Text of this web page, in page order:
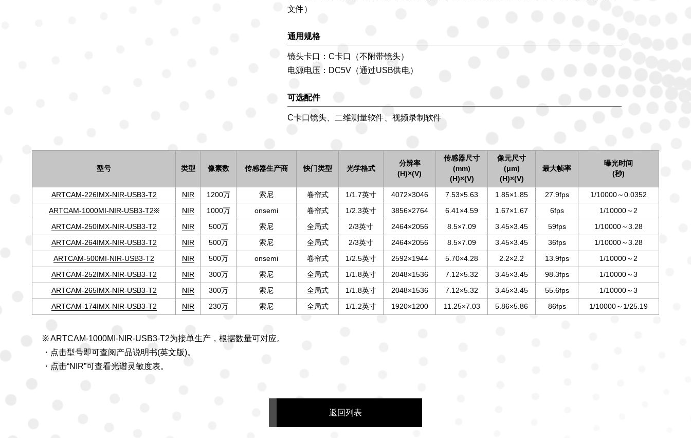
文件）
通用规格
镜头卡口：C卡口（不附带镜头）
电源电压：DC5V（通过USB供电）
可选配件
C卡口镜头、二维测量软件、视频录制软件
型号 类型 像素数 传感器生产商 快门类型 光学格式
分辨率
(H)×(V)
传感器尺寸
(mm)
(H)×(V)
像元尺寸
(μm)
(H)×(V)
最大帧率
曝光时间
(秒)
ARTCAM-226IMX-NIR-USB3-T2 NIR 1200万 索尼 卷帘式 1/1.7英寸 4072×3046 7.53×5.63 1.85×1.85 27.9fps 1/10000～0.0352
ARTCAM-1000MI-NIR-USB3-T2※ NIR 1000万 onsemi 卷帘式 1/2.3英寸 3856×2764 6.41×4.59 1.67×1.67 6fps 1/10000～2
ARTCAM-250IMX-NIR-USB3-T2 NIR 500万 索尼 全局式 2/3英寸 2464×2056 8.5×7.09 3.45×3.45 59fps 1/10000～3.28
ARTCAM-264IMX-NIR-USB3-T2 NIR 500万 索尼 全局式 2/3英寸 2464×2056 8.5×7.09 3.45×3.45 36fps 1/10000～3.28
ARTCAM-500MI-NIR-USB3-T2 NIR 500万 onsemi 卷帘式 1/2.5英寸 2592×1944 5.70×4.28 2.2×2.2 13.9fps 1/10000～2
ARTCAM-252IMX-NIR-USB3-T2 NIR 300万 索尼 全局式 1/1.8英寸 2048×1536 7.12×5.32 3.45×3.45 98.3fps 1/10000～3
ARTCAM-265IMX-NIR-USB3-T2 NIR 300万 索尼 全局式 1/1.8英寸 2048×1536 7.12×5.32 3.45×3.45 55.6fps 1/10000～3
ARTCAM-174IMX-NIR-USB3-T2 NIR 230万 索尼 全局式 1/1.2英寸 1920×1200 11.25×7.03 5.86×5.86 86fps 1/10000～1/25.19
※ ARTCAM-1000MI-NIR-USB3-T2为接单生产，根据数量可对应。
・点击型号即可查阅产品说明书(英文版)。
・点击“NIR”可查看光谱灵敏度表。
返回列表